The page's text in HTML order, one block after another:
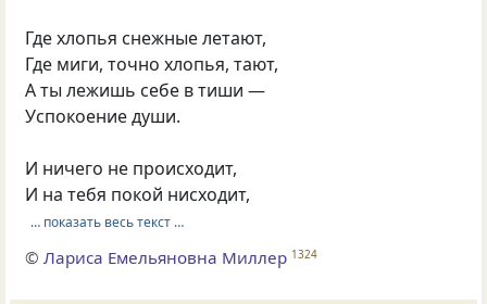
Где хлопья снежные летают,
Где миги, точно хлопья, тают,
А ты лежишь себе в тиши —
Успокоение души.
И ничего не происходит,
И на тебя покой нисходит,
… показать весь текст …
©Лариса Емельяновна Миллер 1324